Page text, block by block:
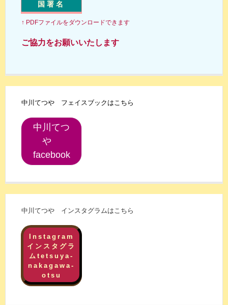
国署名
↑ PDFファイルをダウンロードできます
ご協力をお願いいたします
中川てつや フェイスブックはこちら
中川てつ
や
facebook
中川てつや インスタグラムはこちら
Instagram
インスタグラ
ムtetsuya-
nakagawa-
otsu